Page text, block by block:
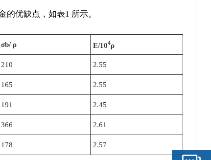
优缺点，如表1 所示。
σb/ ρ E/104ρ
210 2.55
165 2.55
191 2.45
366 2.61
178 2.57